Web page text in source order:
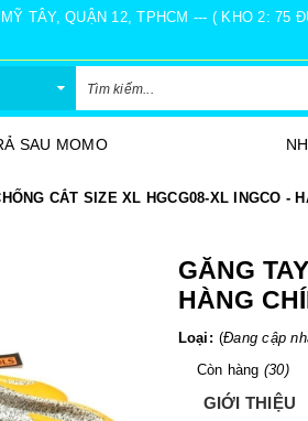
TÂY, QUẬN 12, TPHCM --- ( KHO 2: 75
SAU MOMO
CẮT SIZE XL HGCG08-XL INGCO -
GĂNG
HÀNG
Loại: (Đang cập
Còn hàng (30)
GIỚI THIỆU